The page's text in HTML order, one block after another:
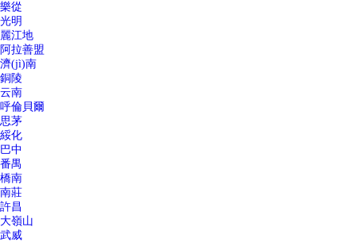
樂從
光明
麗江地
阿拉善盟
濟(jì)南
銅陵
云南
呼倫貝爾
思茅
綏化
巴中
番禺
橋南
南莊
許昌
大嶺山
武威